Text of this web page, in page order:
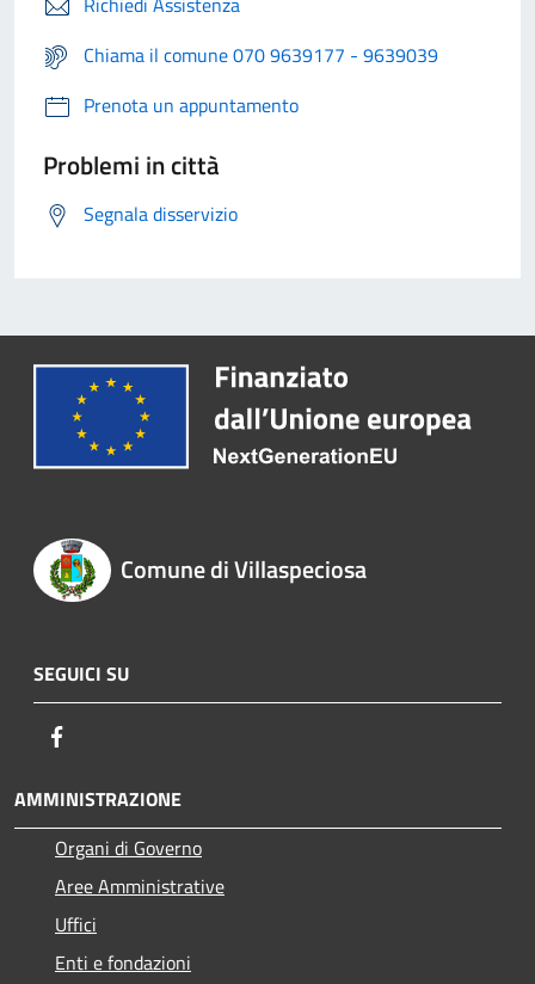
Chiama il comune 070 9639177 - 9639039
Prenota un appuntamento
Problemi in città
Segnala disservizio
Comune di Villaspeciosa
SEGUICI SU
AMMINISTRAZIONE
Organi di Governo
Aree Amministrative
Uffici
Enti e fondazioni